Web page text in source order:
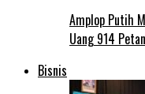
Amplop Putih
Uang 914
Bisnis